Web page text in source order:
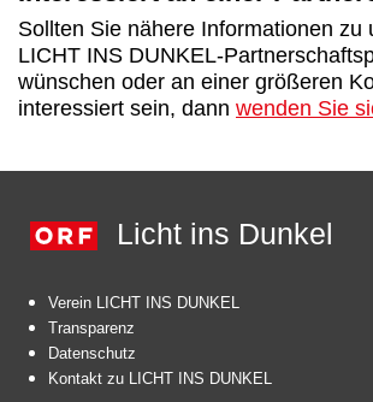
Sollten Sie nähere Informationen zu
LICHT INS DUNKEL-
wünschen oder an einer größeren
interessiert sein, dann wenden Sie
Licht ins Dunkel
Verein LICHT INS DUNKEL
Transparenz
Datenschutz
Kontakt zu LICHT INS DUNKEL